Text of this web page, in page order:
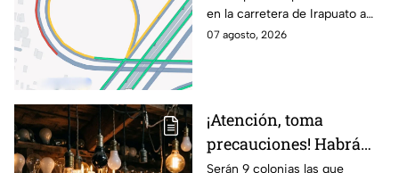
en la carretera de Irapuato a
Abasolo
07 agosto, 2026
¡Atención, toma
precauciones! Habrá
suspensión de luz por 8
Serán 9 colonias las que